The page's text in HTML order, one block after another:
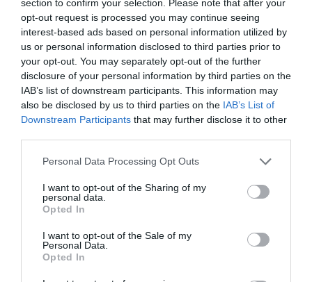
section to confirm your selection. Please note that after your
opt-out request is processed you may continue seeing
interest-based ads based on personal information utilized by
us or personal information disclosed to third parties prior to
your opt-out. You may separately opt-out of the further
disclosure of your personal information by third parties on the
IAB’s list of downstream participants. This information may
also be disclosed by us to third parties on the IAB’s List of
Downstream Participants that may further disclose it to other
Personal Data Processing Opt Outs
I want to opt-out of the Sharing of my
personal data.
Opted In
I want to opt-out of the Sale of my
Personal Data.
Opted In
Tags
ΔΩΡΕΑΝ ΕΚΔΗΛΩΣΕΙΣ ΕΛΛΗΝΙΚΕΣ ΤΑΙΝΙΕΣ ΣΙΝΕΦΙΛ
Newsletter
Κάθε βδομάδα στο e-mail σας τα τελευταία νέα για
την Τέχνη και τον Πολιτισμό!
Ακολουθήστε το Culturenow.gr